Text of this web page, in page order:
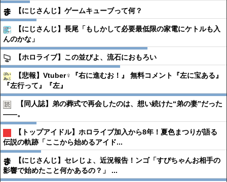
【にじさんじ】ゲームキューブって何？
【にじさんじ】長尾「もしかして必要最低限の家電にケトルも入
んのかな」
【ホロライブ】この並びよ、流石におもろい
【悲報】Vtuber♀『右に進むお！』 無料コメント『左に宝ある』
『左行って』『左』
【同人誌】弟の葬式で再会したのは、想い続けた“弟の妻”だった
――。
【トップアイドル】ホロライブ加入から8年！夏色まつりが語る
伝説の軌跡「ここから始めるアイド...
【にじさんじ】セレじょ、近況報告！ンゴ「すぴちゃんお相手の
影響で始めたこと何かあるの？」 ...